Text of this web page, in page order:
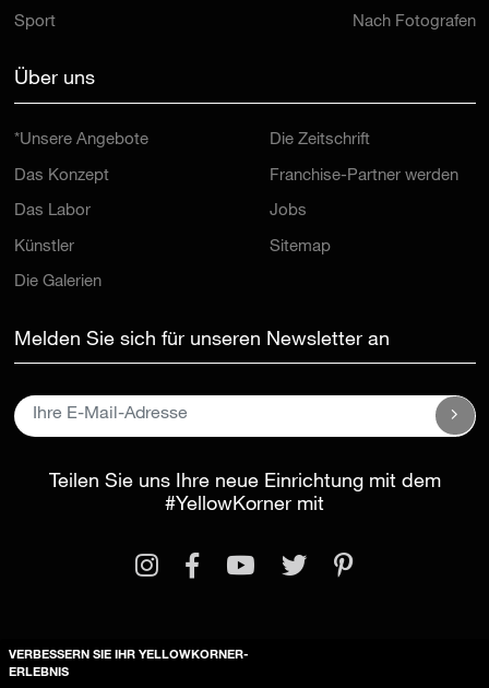
Sport Nach Fotografen
Über uns
*Unsere Angebote
Das Konzept
Das Labor
Künstler
Die Galerien
Die Zeitschrift
Franchise-Partner werden
Jobs
Sitemap
Melden Sie sich für unseren Newsletter an
Teilen Sie uns Ihre neue Einrichtung mit dem
#YellowKorner mit
VERBESSERN SIE IHR YELLOWKORNER-
ERLEBNIS